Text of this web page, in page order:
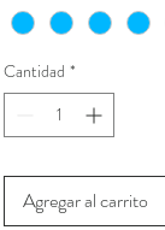
Cantidad *
Agregar al carrito